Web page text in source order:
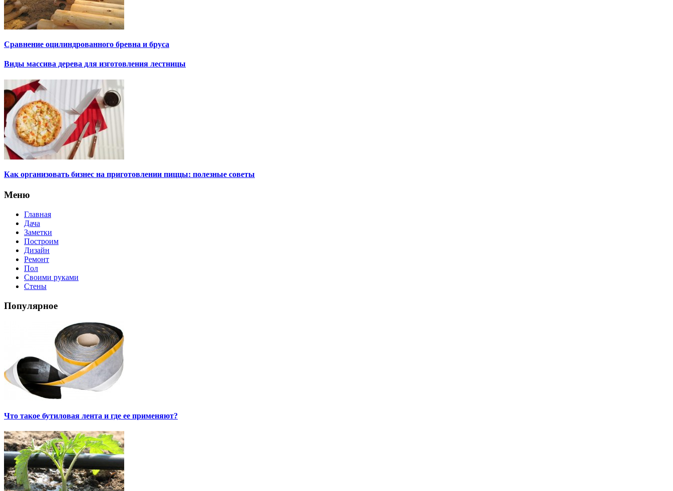
Сравнение оцилиндрованного бревна и бруса
Виды массива дерева для изготовления лестницы
Как организовать бизнес на приготовлении пиццы: полезные советы
Меню
Главная
Дача
Заметки
Построим
Дизайн
Ремонт
Пол
Своими руками
Стены
Популярное
Что такое бутиловая лента и где ее применяют?